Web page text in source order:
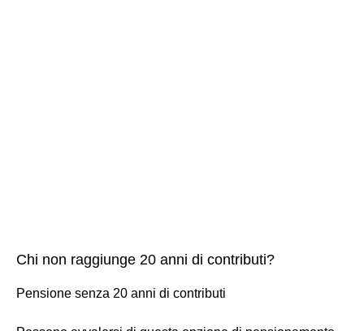
Chi non raggiunge 20 anni di contributi?
Pensione senza 20 anni di contributi